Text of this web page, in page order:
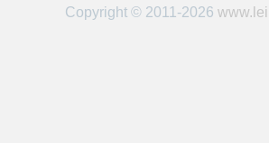
心Copyright © 2011-2026